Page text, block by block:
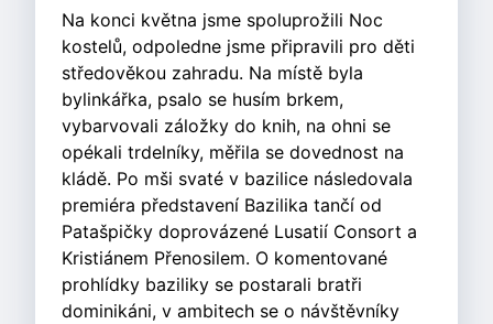
Na konci května jsme spoluprožili Noc
kostelů, odpoledne jsme připravili pro děti
středověkou zahradu. Na místě byla
bylinkářka, psalo se husím brkem,
vybarvovali záložky do knih, na ohni se
opékali trdelníky, měřila se dovednost na
kládě. Po mši svaté v bazilice následovala
premiéra představení Bazilika tančí od
Patašpičky doprovázené Lusatií Consort a
Kristiánem Přenosilem. O komentované
prohlídky baziliky se postarali bratři
dominikáni, v ambitech se o návštěvníky